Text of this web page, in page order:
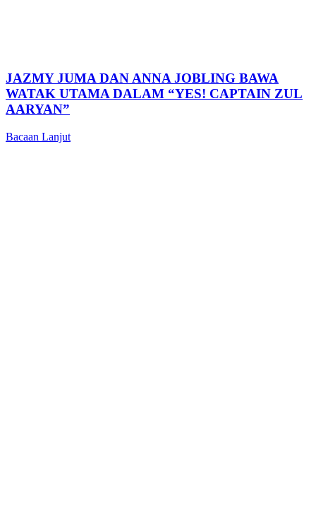
JAZMY JUMA DAN ANNA JOBLING BAWA
WATAK UTAMA DALAM “YES! CAPTAIN ZUL
AARYAN”
Bacaan Lanjut